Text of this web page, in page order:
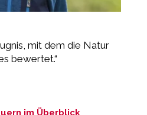
mit dem die Natur
bewertet.“
im Überblick